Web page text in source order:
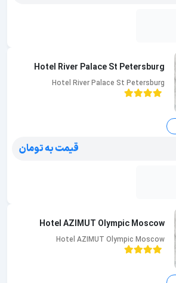
Hotel River Palace St Petersburg
Hotel River Palace St Petersburg
قیمت به تومان
Hotel AZIMUT Olympic Moscow
Hotel AZIMUT Olympic Moscow